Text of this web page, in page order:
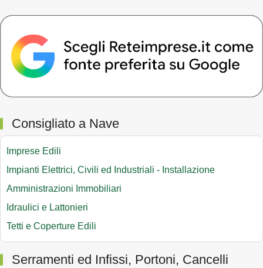
Consigliato a Nave
Imprese Edili
Impianti Elettrici, Civili ed Industriali - Installazione
Amministrazioni Immobiliari
Idraulici e Lattonieri
Tetti e Coperture Edili
Serramenti ed Infissi, Portoni, Cancelli